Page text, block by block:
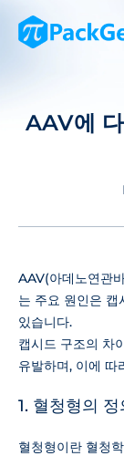
AAV에
AAV(아데노연관
는 주요 원인은
있습니다.
캡시드 구조의 차
유발하며, 이에 따
1. 혈청형의 정
혈청형이란 혈청